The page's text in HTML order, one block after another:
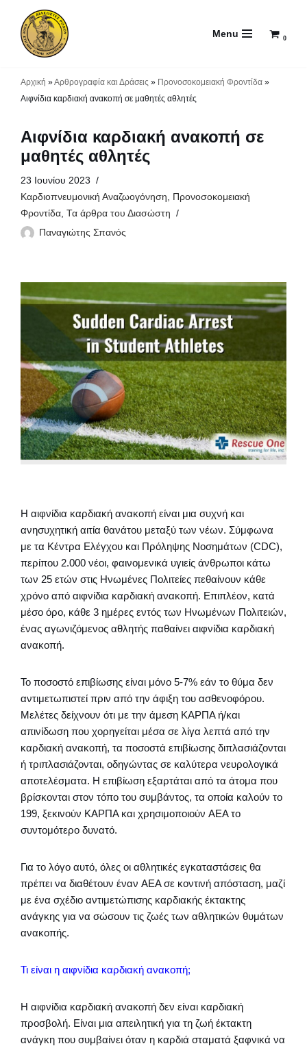
Μεταπηδήστε
Menu 0
Αρχική »Αρθρογραφία και Δράσεις » Προνοσοκομειακή Φροντίδα »
Αιφνίδια καρδιακή ανακοπή σε μαθητές αθλητές
Αιφνίδια καρδιακή ανακοπή σε
μαθητές αθλητές
23 Ιουνίου 2023
Καρδιοπνευμονική Αναζωογόνηση, Προνοσοκομειακή
Φροντίδα, Τα άρθρα του Διασώστη
Παναγιώτης Σπανός
Η αιφνίδια καρδιακή ανακοπή είναι μια συχνή και
ανησυχητική αιτία θανάτου μεταξύ των νέων. Σύμφωνα
με τα Κέντρα Ελέγχου και Πρόληψης Νοσημάτων (CDC),
περίπου 2.000 νέοι, φαινομενικά υγιείς άνθρωποι κάτω
των 25 ετών στις Ηνωμένες Πολιτείες πεθαίνουν κάθε
χρόνο από αιφνίδια καρδιακή ανακοπή. Επιπλέον, κατά
μέσο όρο, κάθε 3 ημέρες εντός των Ηνωμένων Πολιτειών,
ένας αγωνιζόμενος αθλητής παθαίνει αιφνίδια καρδιακή
ανακοπή.
Το ποσοστό επιβίωσης είναι μόνο 5-7% εάν το θύμα δεν
αντιμετωπιστεί πριν από την άφιξη του ασθενοφόρου.
Μελέτες δείχνουν ότι με την άμεση ΚΑΡΠΑ ή/και
απινίδωση που χορηγείται μέσα σε λίγα λεπτά από την
καρδιακή ανακοπή, τα ποσοστά επιβίωσης διπλασιάζονται
ή τριπλασιάζονται, οδηγώντας σε καλύτερα νευρολογικά
αποτελέσματα. Η επιβίωση εξαρτάται από τα άτομα που
βρίσκονται στον τόπο του συμβάντος, τα οποία καλούν το
199, ξεκινούν ΚΑΡΠΑ και χρησιμοποιούν AEΑ το
συντομότερο δυνατό.
Για το λόγο αυτό, όλες οι αθλητικές εγκαταστάσεις θα
πρέπει να διαθέτουν έναν AEΑ σε κοντινή απόσταση, μαζί
με ένα σχέδιο αντιμετώπισης καρδιακής έκτακτης
ανάγκης για να σώσουν τις ζωές των αθλητικών θυμάτων
ανακοπής.
Τι είναι η αιφνίδια καρδιακή ανακοπή;
Η αιφνίδια καρδιακή ανακοπή δεν είναι καρδιακή
προσβολή. Είναι μια απειλητική για τη ζωή έκτακτη
ανάγκη που συμβαίνει όταν η καρδιά σταματά ξαφνικά να